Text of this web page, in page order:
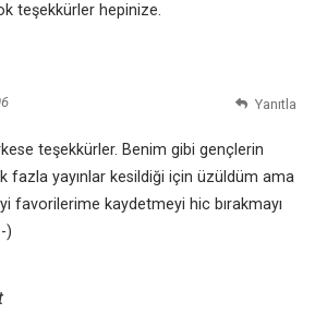
teşekkürler hepinize.
teşekkürler. Benim gibi gençlerin
fazla yayınlar kesildiği için üzüldüm ama
favorilerime kaydetmeyi hic bırakmayı
)
Yanıtla